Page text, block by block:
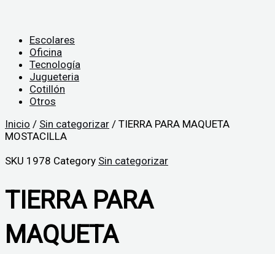
Escolares
Oficina
Tecnología
Jugueteria
Cotillón
Otros
Inicio / Sin categorizar / TIERRA PARA MAQUETA
MOSTACILLA
SKU 1978 Category Sin categorizar
TIERRA PARA
MAQUETA